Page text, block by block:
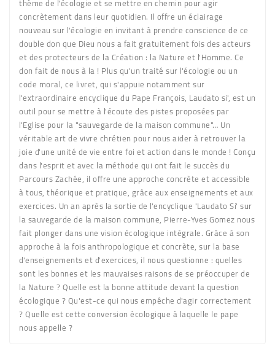
concrètement dans leur quotidien. Il offre un éclairage
nouveau sur l'écologie en invitant à prendre conscience de ce
double don que Dieu nous a fait gratuitement fois des acteurs
et des protecteurs de la Création : la Nature et l'Homme. Ce
don fait de nous à la ! Plus qu'un traité sur l'écologie ou un
code moral, ce livret, qui s'appuie notamment sur
l'extraordinaire encyclique du Pape François, Laudato si', est un
outil pour se mettre à l'écoute des pistes proposées par
l'Eglise pour la "sauvegarde de la maison commune"… Un
véritable art de vivre chrétien pour nous aider à retrouver la
joie d'une unité de vie entre foi et action dans le monde ! Conçu
dans l'esprit et avec la méthode qui ont fait le succès du
Parcours Zachée, il offre une approche concrète et accessible
à tous, théorique et pratique, grâce aux enseignements et aux
exercices. Un an après la sortie de l'encyclique 'Laudato Si' sur
la sauvegarde de la maison commune, Pierre-Yves Gomez nous
fait plonger dans une vision écologique intégrale. Grâce à son
approche à la fois anthropologique et concrète, sur la base
d'enseignements et d'exercices, il nous questionne : quelles
sont les bonnes et les mauvaises raisons de se préoccuper de
la Nature ? Quelle est la bonne attitude devant la question
écologique ? Qu'est-ce qui nous empêche d'agir correctement
? Quelle est cette conversion écologique à laquelle le pape
nous appelle ?